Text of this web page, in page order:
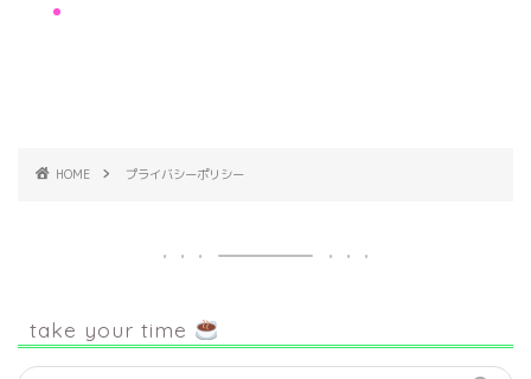
HOME プライバシーポリシー
take your time